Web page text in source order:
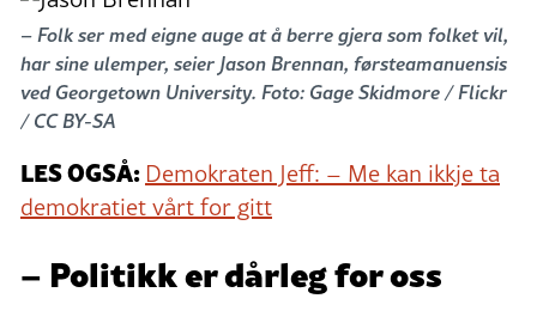
– Folk ser med eigne auge at å berre gjera som folket vil,
har sine ulemper, seier Jason Brennan, førsteamanuensis
ved Georgetown University. Foto: Gage Skidmore / Flickr
/ CC BY-SA
LES OGSÅ: Demokraten Jeff: – Me kan ikkje ta
demokratiet vårt for gitt
– Politikk er dårleg for oss